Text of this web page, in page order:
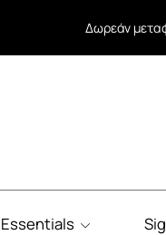
Δωρεάν
Essentials